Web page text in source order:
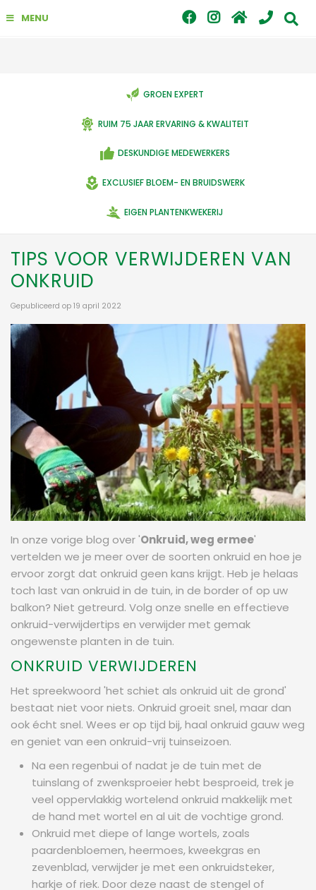
GROEN EXPERT
RUIM 75 JAAR ERVARING & KWALITEIT
DESKUNDIGE MEDEWERKERS
EXCLUSIEF BLOEM- EN BRUIDSWERK
EIGEN PLANTENKWEKERIJ
MENU
TIPS VOOR VERWIJDEREN VAN
ONKRUID
Gepubliceerd op 19 april 2022
In onze vorige blog over 'Onkruid, weg ermee'
vertelden we je meer over de soorten onkruid en hoe je
ervoor zorgt dat onkruid geen kans krijgt. Heb je helaas
toch last van onkruid in de tuin, in de border of op uw
balkon? Niet getreurd. Volg onze snelle en effectieve
onkruid-verwijdertips en verwijder met gemak
ongewenste planten in de tuin.
ONKRUID VERWIJDEREN
Het spreekwoord 'het schiet als onkruid uit de grond'
bestaat niet voor niets. Onkruid groeit snel, maar dan
ook écht snel. Wees er op tijd bij, haal onkruid gauw weg
en geniet van een onkruid-vrij tuinseizoen.
Na een regenbui of nadat je de tuin met de
tuinslang of zwenksproeier hebt besproeid, trek je
veel oppervlakkig wortelend onkruid makkelijk met
de hand met wortel en al uit de vochtige grond.
Onkruid met diepe of lange wortels, zoals
paardenbloemen, heermoes, kweekgras en
zevenblad, verwijder je met een onkruidsteker,
harkje of riek. Door deze naast de stengel of